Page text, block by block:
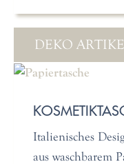
DEKO
Italienisches
aus waschbarem